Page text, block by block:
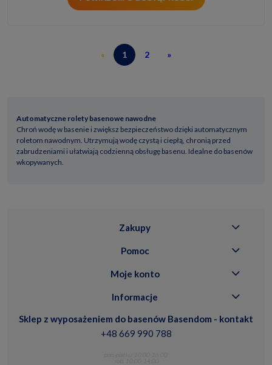
« 1 2 »
Automatyczne rolety basenowe nawodne
Chroń wodę w basenie i zwiększ bezpieczeństwo dzięki automatycznym
roletom nawodnym. Utrzymują wodę czystą i ciepłą, chronią przed
zabrudzeniami i ułatwiają codzienną obsługę basenu. Idealne do basenów
wkopywanych.
Zakupy
Pomoc
Moje konto
Informacje
Sklep z wyposażeniem do basenów Basendom - kontakt
+48 669 990 788